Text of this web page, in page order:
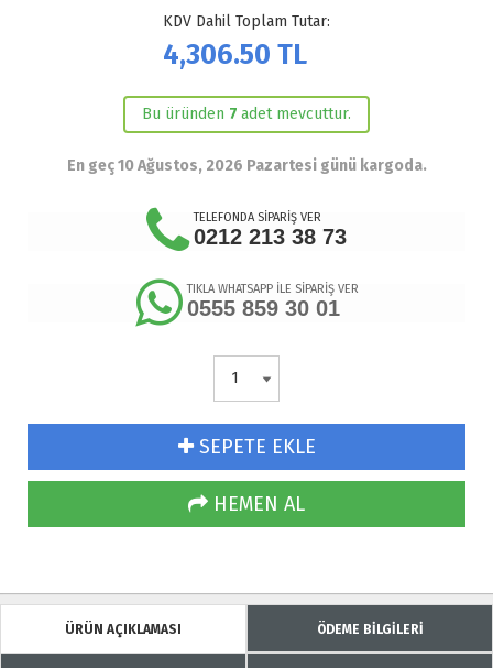
KDV Dahil Toplam Tutar:
4,306.50 TL
Bu üründen 7 adet mevcuttur.
En geç 10 Ağustos, 2026 Pazartesi günü kargoda.
TELEFONDA SİPARİŞ VER
0212 213 38 73
TIKLA WHATSAPP İLE SİPARİŞ VER
0555 859 30 01
SEPETE EKLE
HEMEN AL
ÜRÜN AÇIKLAMASI ÖDEME BİLGİLERİ